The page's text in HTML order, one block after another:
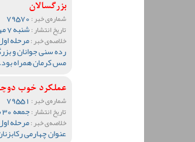
بزرگسالان
شماره‌ی خبر :
تاریخ انتشار :شنبه 7 مهر ماه 1403 ساعت 10:27
خلاصه‌ی خبر :مرحله
رده سنی جوانان و
مس کرمان همراه بود.
عملکرد خوب
شماره‌ی خبر :
تاریخ انتشار :جمعه 30 شهریور ماه 1403 ساعت 23:01
خلاصه‌ی خبر :مرحله
عنوان چهارمی